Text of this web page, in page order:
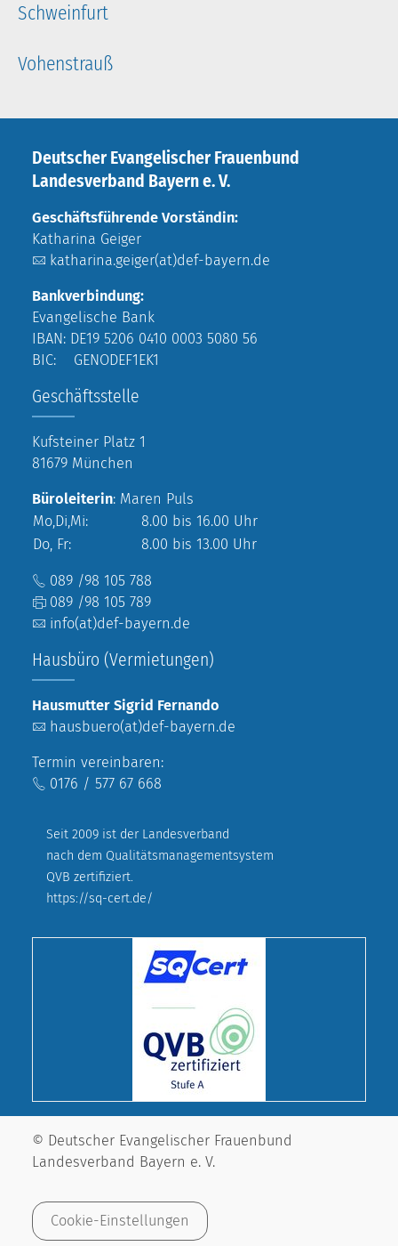
Schweinfurt
Vohenstrauß
Deutscher Evangelischer Frauenbund
Landesverband Bayern e. V.
Geschäftsführende Vorständin:
Katharina Geiger
katharina.geiger(at)def-bayern.de
Bankverbindung:
Evangelische Bank
IBAN: DE19 5206 0410 0003 5080 56
BIC: GENODEF1EK1
Geschäftsstelle
Kufsteiner Platz 1
81679 München
Büroleiterin: Maren Puls
Mo,Di,Mi:
8.00 bis 16.00 Uhr
Do, Fr:
8.00 bis 13.00 Uhr
089 /98 105 788
089 /98 105 789
info(at)def-bayern.de
Hausbüro (Vermietungen)
Hausmutter Sigrid Fernando
hausbuero(at)def-bayern.de
Termin vereinbaren:
0176 / 577 67 668
Seit 2009 ist der Landesverband
nach dem Qualitätsmanagementsystem
QVB zertifiziert.
https://sq-cert.de/
© Deutscher Evangelischer Frauenbund
Landesverband Bayern e. V.
Cookie-Einstellungen